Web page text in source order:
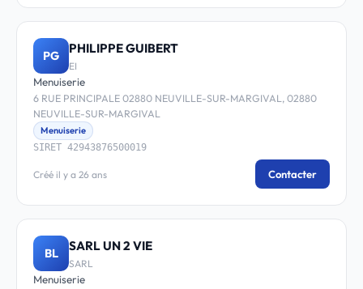
PG PHILIPPE GUIBERT
EI
Menuiserie
6 RUE PRINCIPALE 02880 NEUVILLE-SUR-MARGIVAL, 02880
NEUVILLE-SUR-MARGIVAL
Menuiserie
SIRET 42943876500019
Créé il y a 26 ans Contacter
BL SARL UN 2 VIE
SARL
Menuiserie